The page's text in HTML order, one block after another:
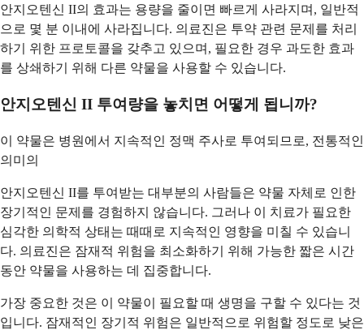
안지오텐신 II의 효과는 용량을 줄이면 빠르게 사라지며, 일반적
으로 몇 분 이내에 사라집니다. 의료진은 투약 관련 문제를 처리
하기 위한 프로토콜을 갖추고 있으며, 필요한 경우 과도한 효과
를 상쇄하기 위해 다른 약물을 사용할 수 있습니다.
안지오텐신 II 투여량을 놓치면 어떻게 됩니까?
이 약물은 병원에서 지속적인 정맥 주사로 투여되므로, 전통적인
의미의
안지오텐신 II를 투여받는 대부분의 사람들은 약물 자체로 인한
장기적인 문제를 경험하지 않습니다. 그러나 이 치료가 필요한
심각한 의학적 상태는 때때로 지속적인 영향을 미칠 수 있습니
다. 의료진은 잠재적 위험을 최소화하기 위해 가능한 짧은 시간
동안 약물을 사용하는 데 집중합니다.
가장 중요한 것은 이 약물이 필요할 때 생명을 구할 수 있다는 것
입니다. 잠재적인 장기적 위험은 일반적으로 위험할 정도로 낮은